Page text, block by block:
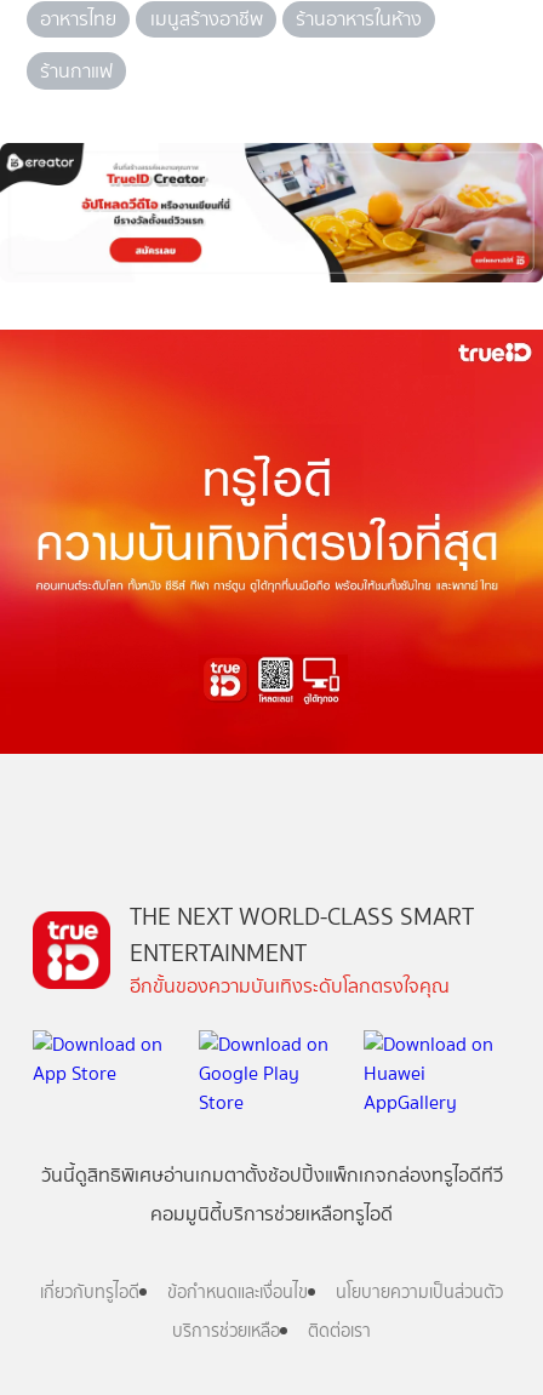
อาหารไทย
เมนูสร้างอาชีพ
ร้านอาหารในห้าง
ร้านกาแฟ
THE NEXT WORLD-CLASS SMART
ENTERTAINMENT
อีกขั้นของความบันเทิงระดับโลกตรงใจคุณ
วันนี้ดูสิทธิพิเศษอ่านเกมตาตั้งช้อปปิ้งแพ็กเกจกล่องทรูไอดีทีวี
คอมมูนิตี้บริการช่วยเหลือทรูไอดี
เกี่ยวกับทรูไอดี ข้อกำหนดและเงื่อนไข
นโยบายความเป็นส่วนตัว
บริการช่วยเหลือ
ติดต่อเรา